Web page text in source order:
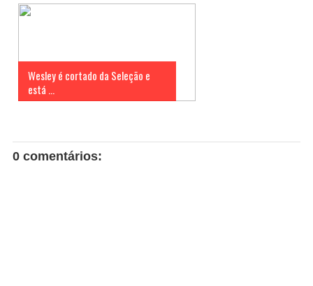
Wesley é cortado da Seleção e
está ...
0 comentários: